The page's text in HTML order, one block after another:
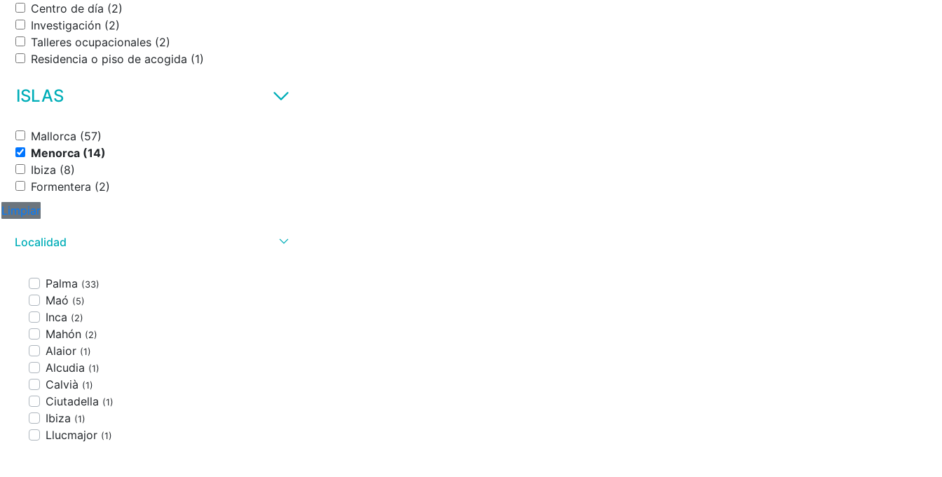
Centro de día (2)
Investigación (2)
Talleres ocupacionales (2)
Residencia o piso de acogida (1)
ISLAS
Mallorca (57)
Menorca (14)
Ibiza (8)
Formentera (2)
Limpiar
Localidad
Palma (33)
Maó (5)
Inca (2)
Mahón (2)
Alaior (1)
Alcudia (1)
Calvià (1)
Ciutadella (1)
Ibiza (1)
Llucmajor (1)